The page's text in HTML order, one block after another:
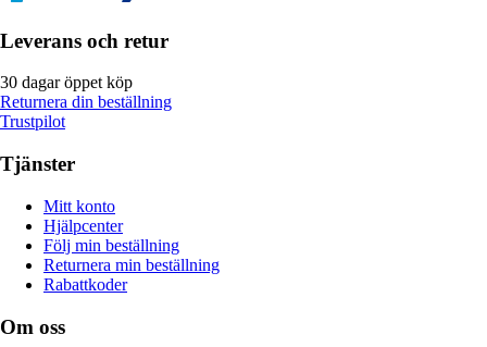
Leverans och retur
30 dagar öppet köp
Returnera din beställning
Trustpilot
Tjänster
Mitt konto
Hjälpcenter
Följ min beställning
Returnera min beställning
Rabattkoder
Om oss